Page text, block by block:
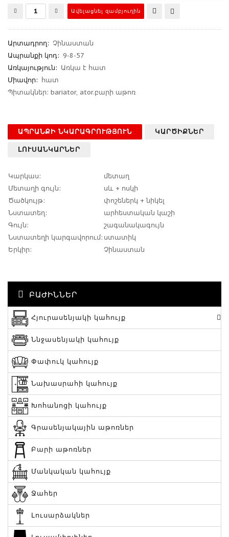
Արտադրող: Չինաստան
Ապրանքի կոդ: 9-8-57
Առկայություն: Առկա է հատ
Միավոր: հատ
Պիտակներ: bariator, ator.բարի աթոռ
ԱՊՐԱՆՔԻ ՆԿԱՐԱԳՐՈՒԹՅՈՒՆ ԿԱՐԾԻՔՆԵՐ
ԼՈՒՍԱՆԿԱՐՆԵՐ
Կարկաս:
մետաղ
Մետաղի գույն:
սև + ոսկի
Ծածկույթ:
փոշեներկ + նիկել
Նստատեղ:
արհեստական կաշի
Գույն:
շագանակագույն
Նստատեղի կարգավորում: ստատիկ
Երկիր:
Չինաստան
ԲԱԺԻՆՆԵՐ
Հյուրասենյակի կահույք
Ննջասենյակի կահույք
Փափուկ կահույք
Նախասրահի կահույք
Խոհանոցի կահույք
Գրասենյակային աթոռներ
Բարի աթոռներ
Մանկական կահույք
Ջահեր
Լուսարձակներ